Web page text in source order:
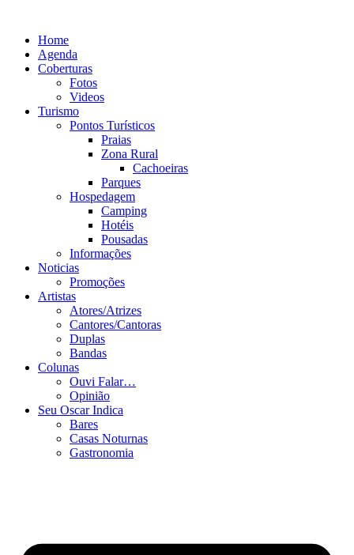
conteúdo
Home
Agenda
Coberturas
Fotos
Videos
Turismo
Pontos Turísticos
Praias
Zona Rural
Cachoeiras
Parques
Hospedagem
Camping
Hotéis
Pousadas
Informações
Noticias
Promoções
Artistas
Atores/Atrizes
Cantores/Cantoras
Duplas
Bandas
Colunas
Ouvi Falar…
Opinião
Seu Oscar Indica
Bares
Casas Noturnas
Gastronomia